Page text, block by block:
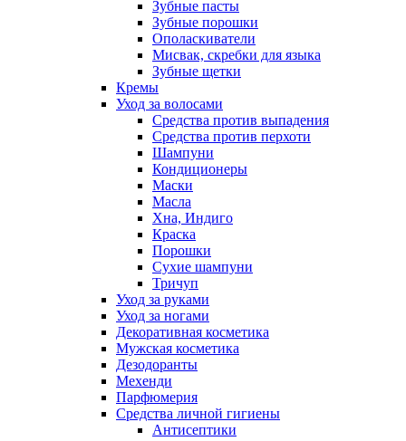
Зубные пасты
Зубные порошки
Ополаскиватели
Мисвак, скребки для языка
Зубные щетки
Кремы
Уход за волосами
Средства против выпадения
Средства против перхоти
Шампуни
Кондиционеры
Маски
Масла
Хна, Индиго
Краска
Порошки
Сухие шампуни
Тричуп
Уход за руками
Уход за ногами
Декоративная косметика
Мужская косметика
Дезодоранты
Мехенди
Парфюмерия
Средства личной гигиены
Антисептики